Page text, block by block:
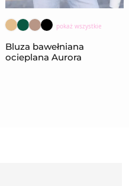
pokaż wszystkie
Bluza bawełniana
ocieplana Aurora